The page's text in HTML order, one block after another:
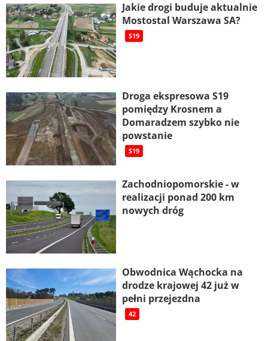
Jakie drogi buduje aktualnie
Mostostal Warszawa SA?
S19
Droga ekspresowa S19
pomiędzy Krosnem a
Domaradzem szybko nie
powstanie
S19
Zachodniopomorskie - w
realizacji ponad 200 km
nowych dróg
Obwodnica Wąchocka na
drodze krajowej 42 już w
pełni przejezdna
42